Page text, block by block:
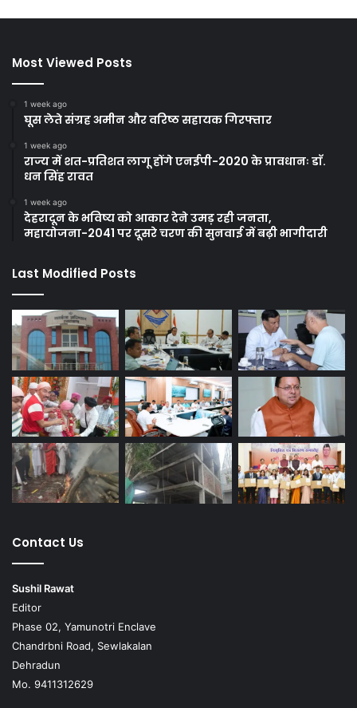
Most Viewed Posts
1 week ago
घूस लेते संग्रह अमीन और वरिष्ठ सहायक गिरफ्तार
1 week ago
राज्य में शत-प्रतिशत लागू होंगे एनईपी-2020 के प्रावधानः डाॅ.
धन सिंह रावत
1 week ago
देहरादून के भविष्य को आकार देने उमड़ रही जनता,
महायोजना-2041 पर दूसरे चरण की सुनवाई में बढ़ी भागीदारी
Last Modified Posts
Contact Us
Sushil Rawat
Editor
Phase 02, Yamunotri Enclave
Chandrbni Road, Sewlakalan
Dehradun
Mo. 9411312629